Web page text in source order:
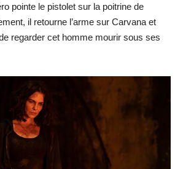
pointe le pistolet sur la poitrine de
il retourne l’arme sur Carvana et
regarder cet homme mourir sous ses